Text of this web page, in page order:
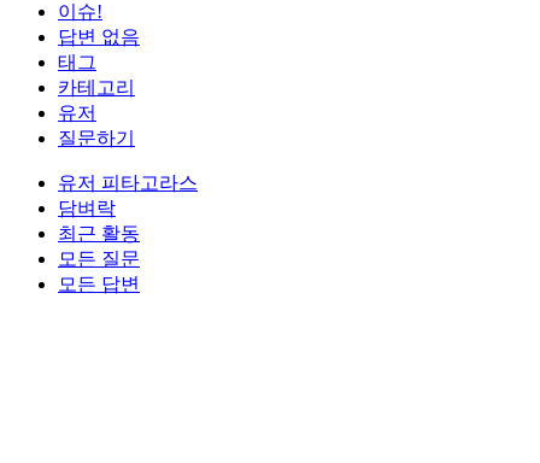
이슈!
답변 없음
태그
카테고리
유저
질문하기
유저 피타고라스
담벼락
최근 활동
모든 질문
모든 답변